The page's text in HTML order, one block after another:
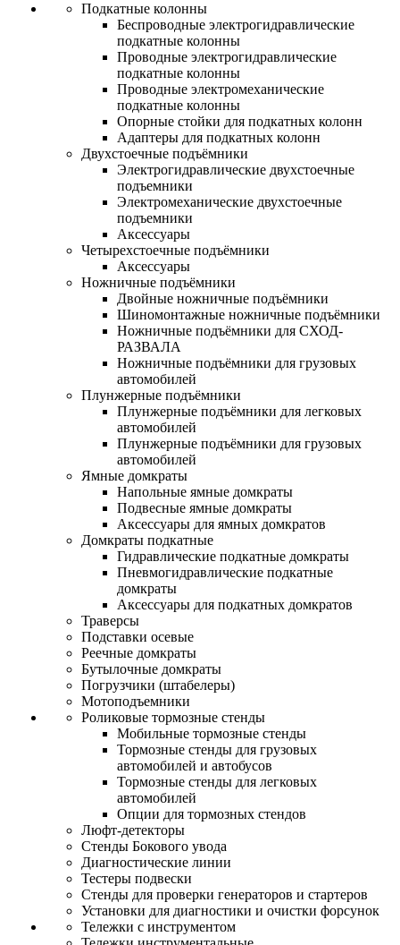
Подкатные колонны
Беспроводные электрогидравлические
подкатные колонны
Проводные электрогидравлические
подкатные колонны
Проводные электромеханические
подкатные колонны
Опорные стойки для подкатных колонн
Адаптеры для подкатных колонн
Двухстоечные подъёмники
Электрогидравлические двухстоечные
подъемники
Электромеханические двухстоечные
подъемники
Аксессуары
Четырехстоечные подъёмники
Аксессуары
Ножничные подъёмники
Двойные ножничные подъёмники
Шиномонтажные ножничные подъёмники
Ножничные подъёмники для СХОД-
РАЗВАЛА
Ножничные подъёмники для грузовых
автомобилей
Плунжерные подъёмники
Плунжерные подъёмники для легковых
автомобилей
Плунжерные подъёмники для грузовых
автомобилей
Ямные домкраты
Напольные ямные домкраты
Подвесные ямные домкраты
Аксессуары для ямных домкратов
Домкраты подкатные
Гидравлические подкатные домкраты
Пневмогидравлические подкатные
домкраты
Аксессуары для подкатных домкратов
Траверсы
Подставки осевые
Реечные домкраты
Бутылочные домкраты
Погрузчики (штабелеры)
Мотоподъемники
Роликовые тормозные стенды
Мобильные тормозные стенды
Тормозные стенды для грузовых
автомобилей и автобусов
Тормозные стенды для легковых
автомобилей
Опции для тормозных стендов
Люфт-детекторы
Стенды Бокового увода
Диагностические линии
Тестеры подвески
Стенды для проверки генераторов и стартеров
Установки для диагностики и очистки форсунок
Тележки с инструментом